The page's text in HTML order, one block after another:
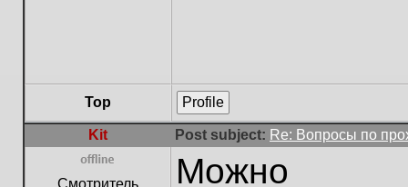
Top Profile
Kit Post subject: Re: Вопросы по
Offline
Смотритель Можно